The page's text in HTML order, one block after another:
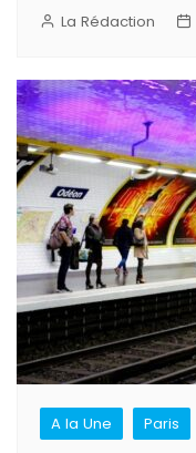
La Rédaction
A la Une Paris